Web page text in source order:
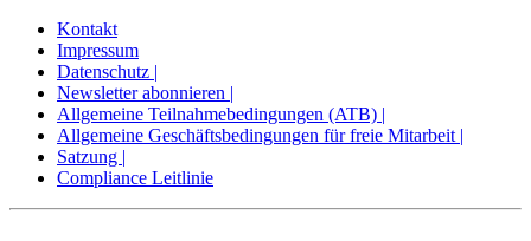
Kontakt
Impressum
Datenschutz |
Newsletter abonnieren |
Allgemeine Teilnahmebedingungen (ATB) |
Allgemeine Geschäftsbedingungen für freie Mitarbeit |
Satzung |
Compliance Leitlinie